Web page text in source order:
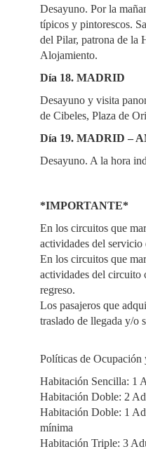
Desayuno. Por la
típicos y pintorescos.
del Pilar, patrona de la
Alojamiento.
Día 18. MADRID
Desayuno y visita
de Cibeles, Plaza de
Día 19. MADRID –
Desayuno. A la hora
*IMPORTANTE*
En los circuitos que
actividades del
En los circuitos que
actividades del circuito
regreso.
Los pasajeros que
traslado de llegada y/o
Políticas de Ocupación
Habitación Sencilla: 1
Habitación Doble: 2
Habitación Doble: 1
mínima
Habitación Triple: 3